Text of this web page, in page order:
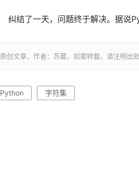
纠结了一天，问题终于解决。据说
原创文章，作者：苏葳，如需转载，请注明
Python 字符集